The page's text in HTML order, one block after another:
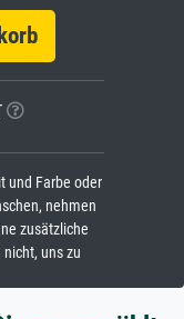
und Farbe oder
nehmen
zusätzliche
uns zu